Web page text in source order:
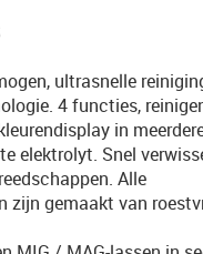
ultrasnelle
4 functies,
in
elektrolyt. Snel
Alle
zijn gemaakt van